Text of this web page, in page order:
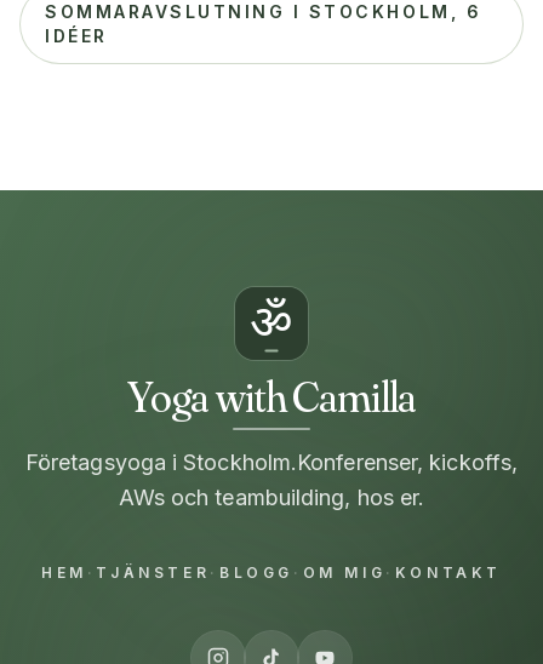
SOMMARAVSLUTNING I STOCKHOLM, 6
IDÉER
ॐ
Yoga with Camilla
Företagsyoga i Stockholm.Konferenser, kickoffs,
AWs och teambuilding, hos er.
HEM · TJÄNSTER · BLOGG · OM MIG · KONTAKT